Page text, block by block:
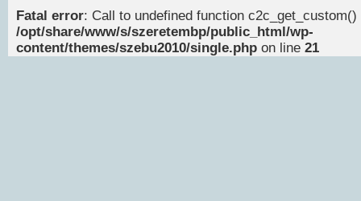
Fatal error: Call to undefined function c2c_get_custom()
/opt/share/www/s/szeretembp/public_html/wp-
content/themes/szebu2010/single.php on line 21